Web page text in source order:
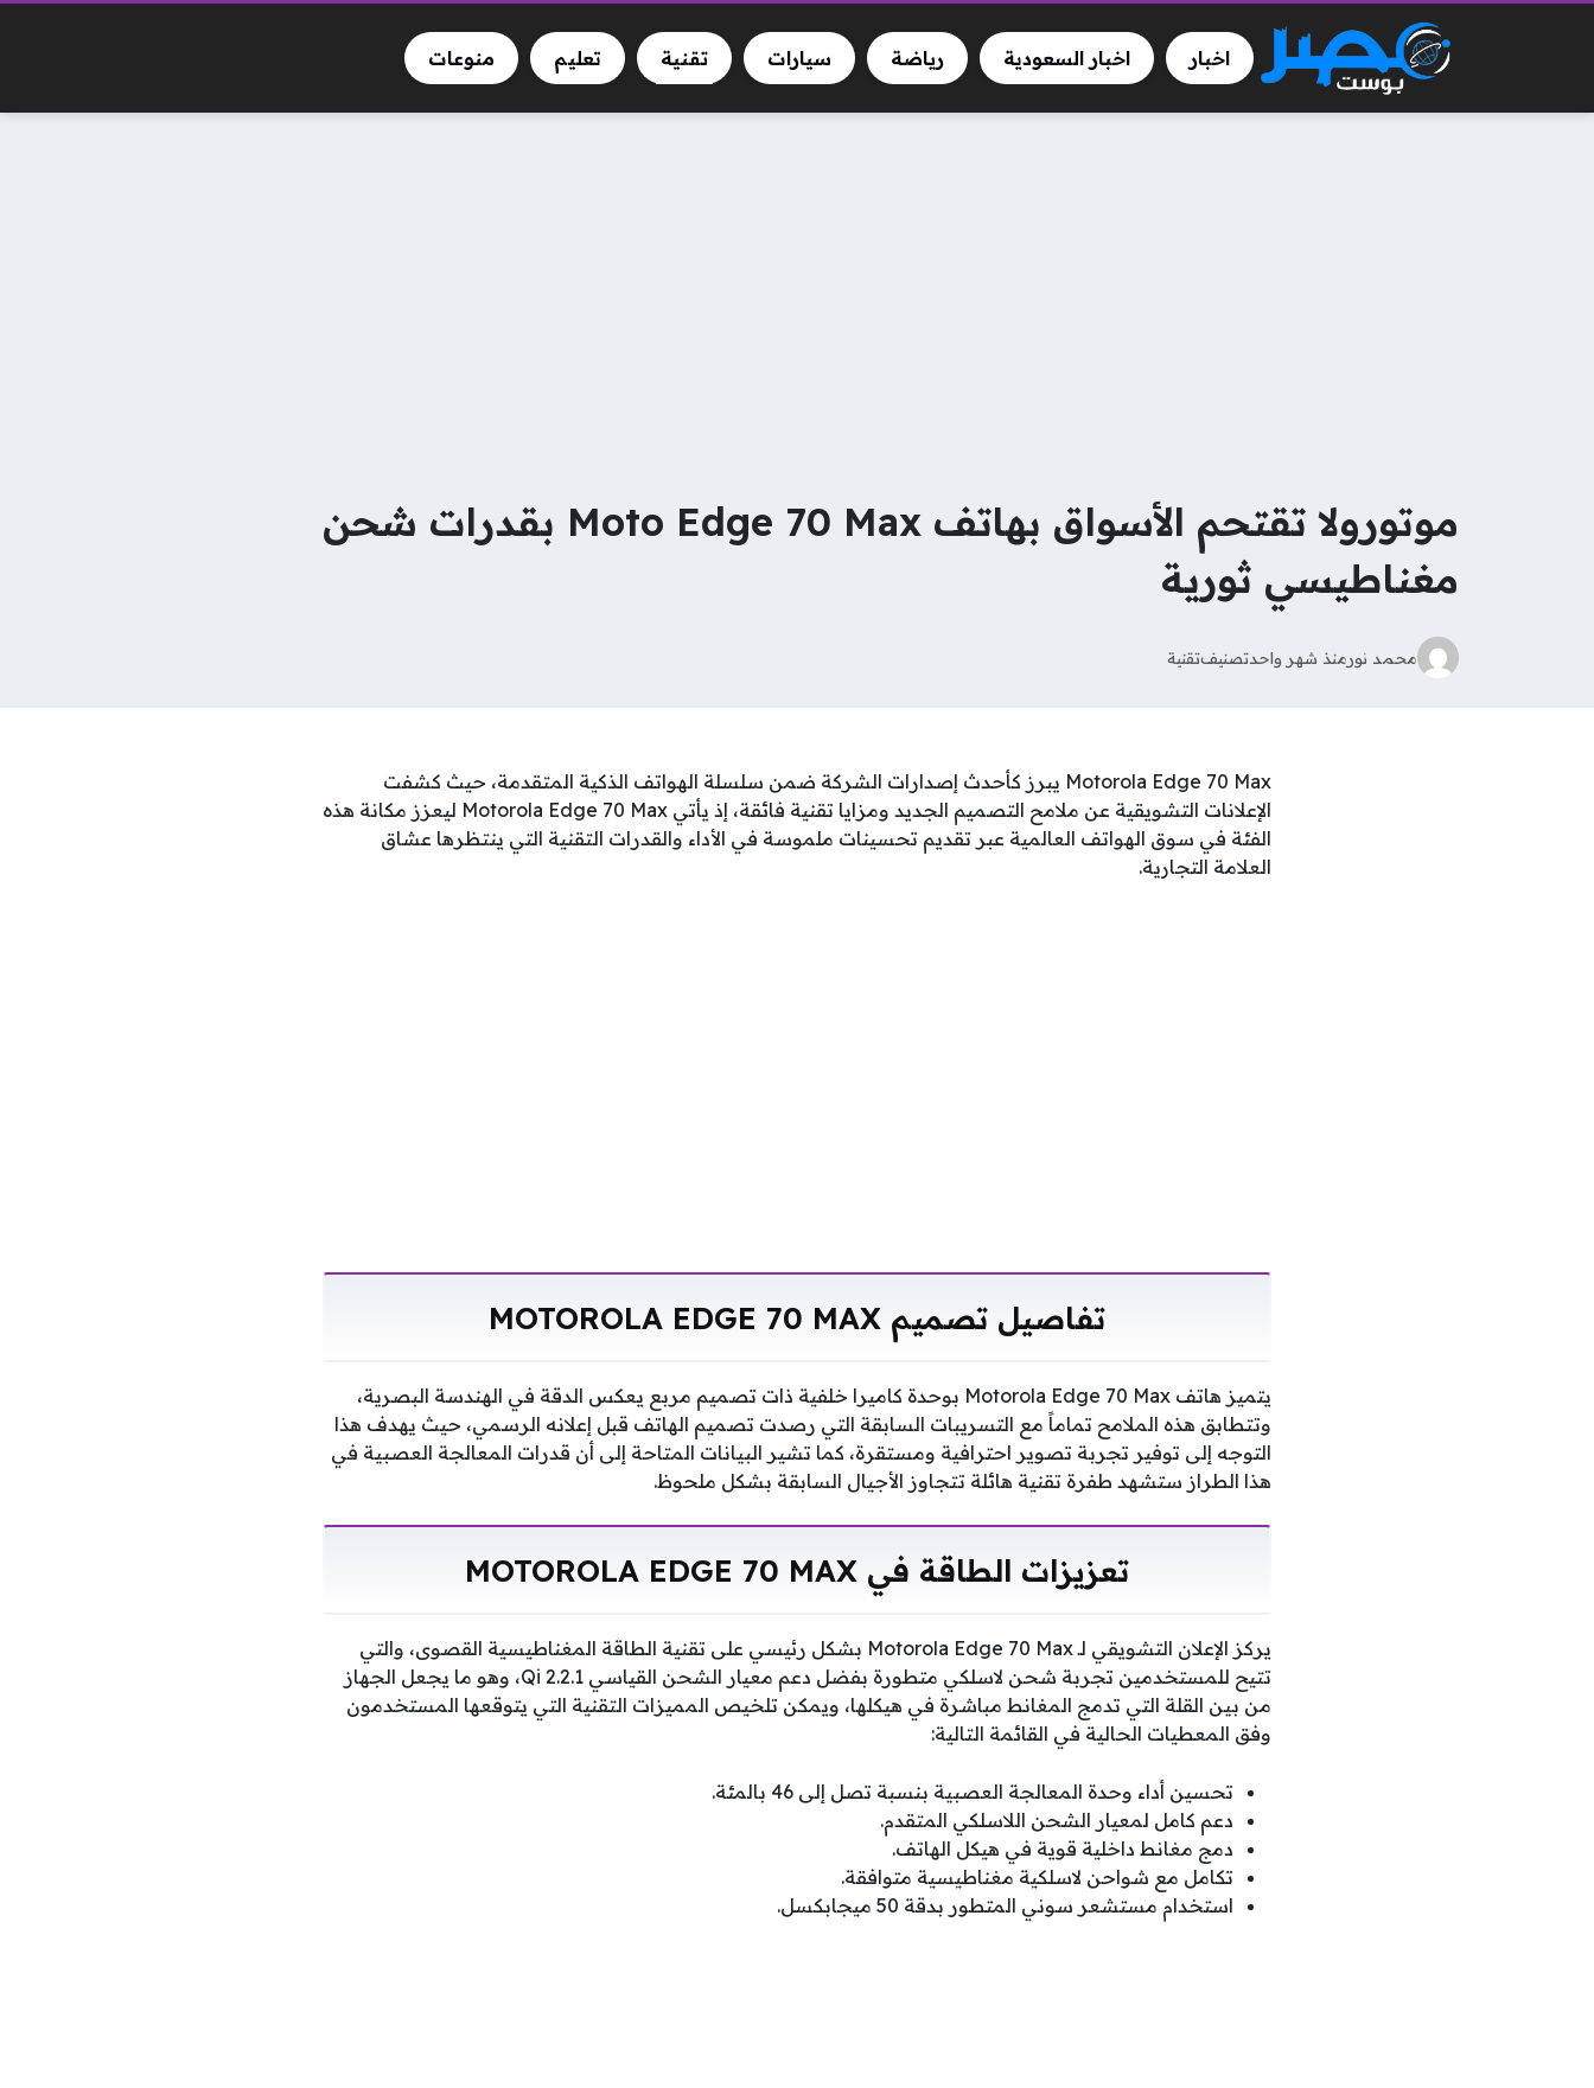
اخبار اخبار السعودية رياضة سيارات تقنية تعليم منوعات
موتورولا تقتحم الأسواق بهاتف Moto Edge 70 Max بقدرات شحن
مغناطيسي ثورية
محمد نورمنذ شهر واحدتصنيفتقنية
Motorola Edge 70 Max يبرز كأحدث إصدارات الشركة ضمن سلسلة الهواتف الذكية المتقدمة، حيث كشفت
الإعلانات التشويقية عن ملامح التصميم الجديد ومزايا تقنية فائقة، إذ يأتي Motorola Edge 70 Max ليعزز مكانة هذه
الفئة في سوق الهواتف العالمية عبر تقديم تحسينات ملموسة في الأداء والقدرات التقنية التي ينتظرها عشاق
العلامة التجارية.
تفاصيل تصميم MOTOROLA EDGE 70 MAX
يتميز هاتف Motorola Edge 70 Max بوحدة كاميرا خلفية ذات تصميم مربع يعكس الدقة في الهندسة البصرية،
وتتطابق هذه الملامح تماماً مع التسريبات السابقة التي رصدت تصميم الهاتف قبل إعلانه الرسمي، حيث يهدف هذا
التوجه إلى توفير تجربة تصوير احترافية ومستقرة، كما تشير البيانات المتاحة إلى أن قدرات المعالجة العصبية في
هذا الطراز ستشهد طفرة تقنية هائلة تتجاوز الأجيال السابقة بشكل ملحوظ.
تعزيزات الطاقة في MOTOROLA EDGE 70 MAX
يركز الإعلان التشويقي لـ Motorola Edge 70 Max بشكل رئيسي على تقنية الطاقة المغناطيسية القصوى، والتي
تتيح للمستخدمين تجربة شحن لاسلكي متطورة بفضل دعم معيار الشحن القياسي Qi 2.2.1، وهو ما يجعل الجهاز
من بين القلة التي تدمج المغانط مباشرة في هيكلها، ويمكن تلخيص المميزات التقنية التي يتوقعها المستخدمون
وفق المعطيات الحالية في القائمة التالية:
تحسين أداء وحدة المعالجة العصبية بنسبة تصل إلى 46 بالمئة.
دعم كامل لمعيار الشحن اللاسلكي المتقدم.
دمج مغانط داخلية قوية في هيكل الهاتف.
تكامل مع شواحن لاسلكية مغناطيسية متوافقة.
استخدام مستشعر سوني المتطور بدقة 50 ميجابكسل.